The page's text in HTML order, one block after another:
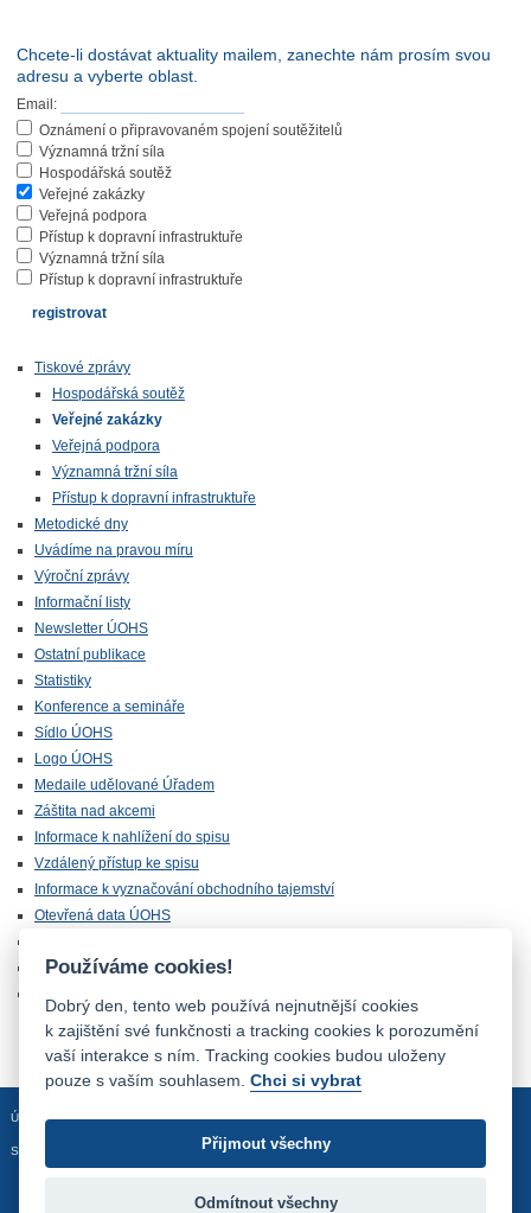
Chcete-li dostávat aktuality mailem, zanechte nám prosím svou
adresu a vyberte oblast.
Email:
Oznámení o připravovaném spojení soutěžitelů
Významná tržní síla
Hospodářská soutěž
Veřejné zakázky
Veřejná podpora
Přístup k dopravní infrastruktuře
Významná tržní síla
Přístup k dopravní infrastruktuře
Tiskové zprávy
Hospodářská soutěž
Veřejné zakázky
Veřejná podpora
Významná tržní síla
Přístup k dopravní infrastruktuře
Metodické dny
Uvádíme na pravou míru
Výroční zprávy
Informační listy
Newsletter ÚOHS
Ostatní publikace
Statistiky
Konference a semináře
Sídlo ÚOHS
Logo ÚOHS
Medaile udělované Úřadem
Záštita nad akcemi
Informace k nahlížení do spisu
Vzdálený přístup ke spisu
Informace k vyznačování obchodního tajemství
Otevřená data ÚOHS
Chráněná zóna
Úvodní stránka Mapa stránek Prohlášení o přístupnosti
Sledujte nás:
Používáme cookies!
Dobrý den, tento web používá nejnutnější cookies
k zajištění své funkčnosti a tracking cookies k porozumění
vaší interakce s ním. Tracking cookies budou uloženy
pouze s vaším souhlasem.Chci si vybrat
Přijmout všechny
Odmítnout všechny